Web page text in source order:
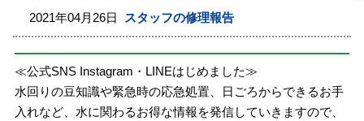
2021年04月26日 スタッフの修理報告
≪公式SNS Instagram・LINEはじめました≫
水回りの豆知識や緊急時の応急処置、日ごろからできるお手
入れなど、水に関わるお得な情報を発信していきますので、